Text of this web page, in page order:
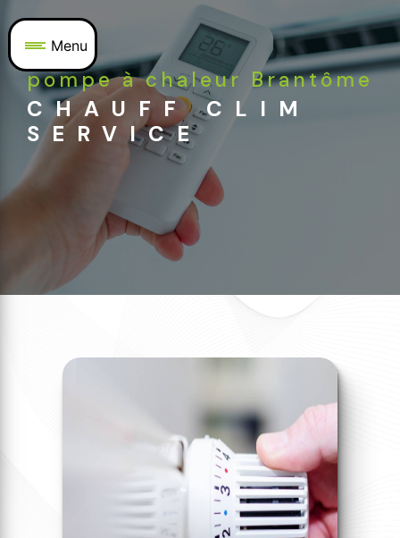
Menu
pompe à chaleur Brantôme
CHAUFF CLIM
SERVICE
Panneau de gestion des cookies